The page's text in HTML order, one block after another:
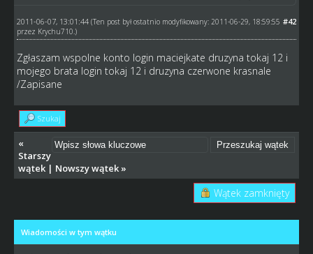
#42
2011-06-07, 13:01:44 (Ten post był ostatnio modyfikowany: 2011-06-29, 18:59:55
przez Krychu710 .)
Zgłaszam wspolne konto login maciejkate druzyna tokaj 12 i
mojego brata login tokaj 12 i druzyna czerwone krasnale
/Zapisane
Szukaj
«
Starszy
wątek| Nowszy wątek»
Wątek zamknięty
Wiadomości w tym wątku